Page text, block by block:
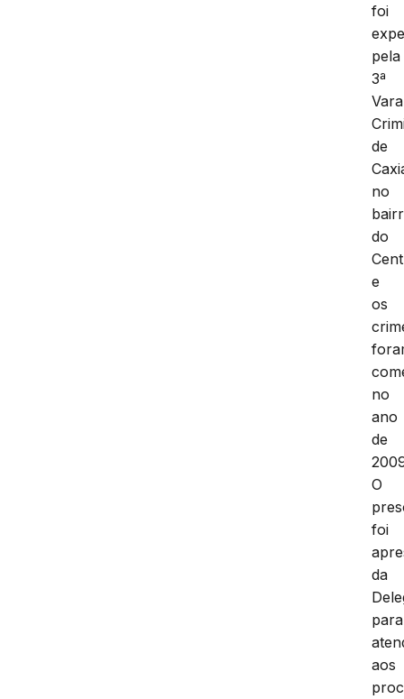
foi
pela
3ª
Vara
de
no
do
e
os
no
ano
de
O
foi
da
para
aos